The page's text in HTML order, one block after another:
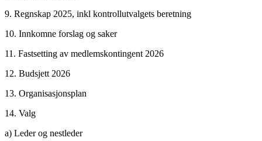
9. Regnskap 2025, inkl kontrollutvalgets beretning
10. Innkomne forslag og saker
11. Fastsetting av medlemskontingent 2026
12. Budsjett 2026
13. Organisasjonsplan
14. Valg
a) Leder og nestleder